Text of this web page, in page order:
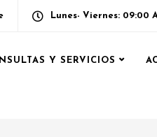
Lunes- Viernes: 09:00
Y SERVICIOS